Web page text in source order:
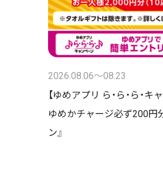
2026.08.06〜08.23
【ゆめアプリ ら・ら・ら・キ
ゆめかチャージ必ず200円
ン』